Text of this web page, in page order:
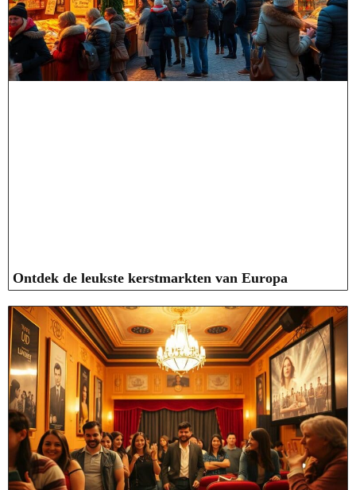
Ontdek de leukste kerstmarkten van Europa